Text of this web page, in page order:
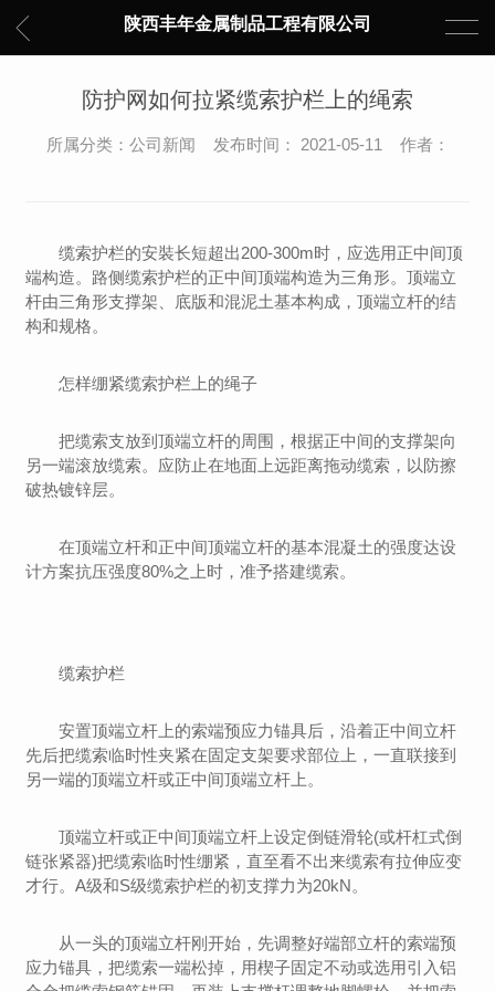
陕西丰年金属制品工程有限公司
防护网如何拉紧缆索护栏上的绳索
所属分类：公司新闻 发布时间： 2021-05-11 作者：
缆索护栏的安裝长短超出200-300m时，应选用正中间顶
端构造。路侧缆索护栏的正中间顶端构造为三角形。顶端立
杆由三角形支撑架、底版和混泥土基本构成，顶端立杆的结
构和规格。
怎样绷紧缆索护栏上的绳子
把缆索支放到顶端立杆的周围，根据正中间的支撑架向
另一端滚放缆索。应防止在地面上远距离拖动缆索，以防擦
破热镀锌层。
在顶端立杆和正中间顶端立杆的基本混凝土的强度达设
计方案抗压强度80%之上时，准予搭建缆索。
缆索护栏
安置顶端立杆上的索端预应力锚具后，沿着正中间立杆
先后把缆索临时性夹紧在固定支架要求部位上，一直联接到
另一端的顶端立杆或正中间顶端立杆上。
顶端立杆或正中间顶端立杆上设定倒链滑轮(或杆杠式倒
链张紧器)把缆索临时性绷紧，直至看不出来缆索有拉伸应变
才行。A级和S级缆索护栏的初支撑力为20kN。
从一头的顶端立杆刚开始，先调整好端部立杆的索端预
应力锚具，把缆索一端松掉，用楔子固定不动或选用引入铝